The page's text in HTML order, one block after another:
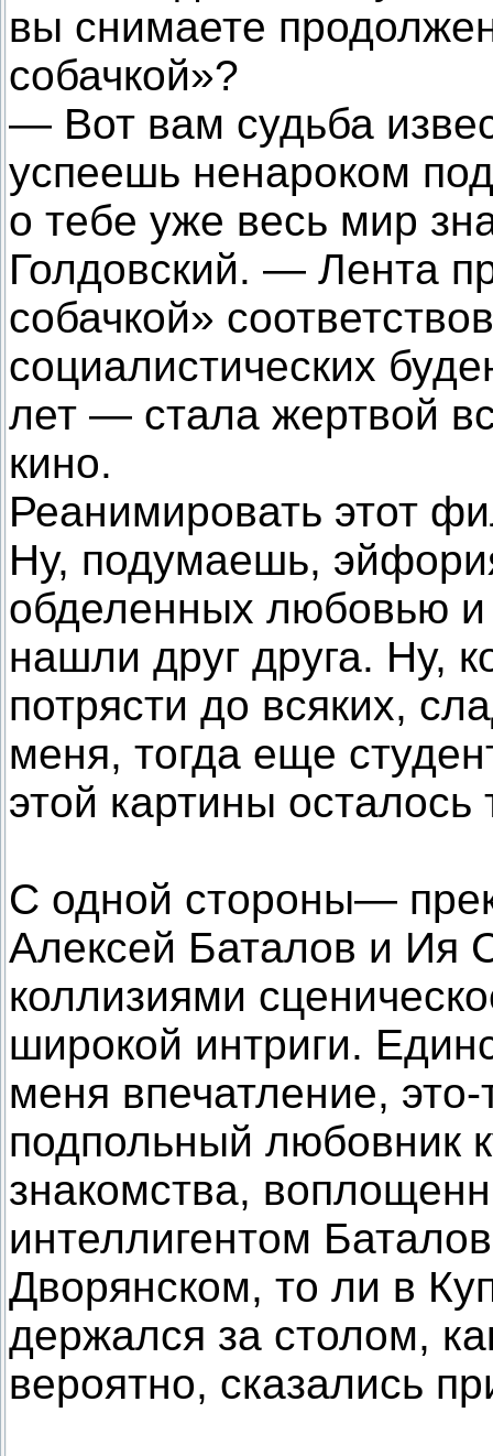
вы снимаете
собачкой»?
— Вот вам судьба
успеешь ненароком
о тебе уже весь мир
Голдовский. — Лента
собачкой»
социалистических
лет — стала жертвой
кино.
Реанимировать этот
Ну, подумаешь,
обделенных любовью
нашли друг друга. Ну,
потрясти до всяких,
меня, тогда еще
этой картины осталось
С одной стороны—
Алексей Баталов и Ия
коллизиями
широкой интриги.
меня впечатление,
подпольный любовник
знакомства,
интеллигентом
Дворянском, то ли в
держался за столом,
вероятно, сказались